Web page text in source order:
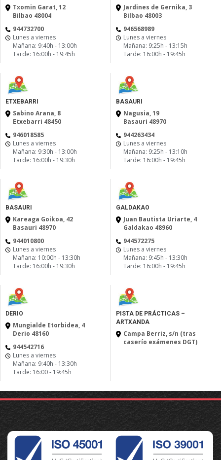
Txomin Garat, 12
Bilbao 48004
944732700
Lunes a viernes
Mañana: 9:40h - 13:00h
Tarde: 16:00h - 19:45h
Jardines de Gernika, 3
Bilbao 48003
946568989
Lunes a viernes
Mañana: 9:25h - 13:15h
Tarde: 16:00h - 19:45h
ETXEBARRI
Sabino Arana, 8
Etxebarri 48450
946018585
Lunes a viernes
Mañana: 9:30h - 13:00h
Tarde: 16:00h - 19:30h
BASAURI
Nagusia, 19
Basauri 48970
944263434
Lunes a viernes
Mañana: 9:25h - 13:10h
Tarde: 16:00h - 19:45h
BASAURI
Kareaga Goikoa, 42
Basauri 48970
944010800
Lunes a viernes
Mañana: 10:00h - 13:30h
Tarde: 16:00h - 19:30h
GALDAKAO
Juan Bautista Uriarte, 4
Galdakao 48960
944572275
Lunes a viernes
Mañana: 9:45h - 13:30h
Tarde: 16:00h - 19:45h
DERIO
Mungialde Etorbidea, 4
Derio 48160
944542716
Lunes a viernes
Mañana: 9:40h - 13:30h
Tarde: 16:00 - 19:45h
PISTA DE PRÁCTICAS –
ARTXANDA
Campa Berriz, s/n (tras
caserío exámenes DGT)